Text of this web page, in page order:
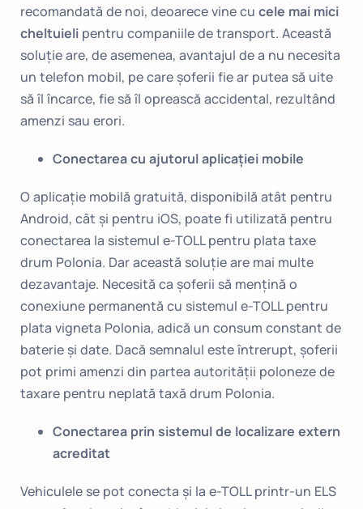
recomandată de noi, deoarece vine cu cele mai mici
cheltuieli pentru companiile de transport. Această
soluție are, de asemenea, avantajul de a nu necesita
un telefon mobil, pe care șoferii fie ar putea să uite
să îl încarce, fie să îl oprească accidental, rezultând
amenzi sau erori.
Conectarea cu ajutorul aplicației mobile
O aplicație mobilă gratuită, disponibilă atât pentru
Android, cât și pentru iOS, poate fi utilizată pentru
conectarea la sistemul e-TOLL pentru plata taxe
drum Polonia. Dar această soluție are mai multe
dezavantaje. Necesită ca șoferii să mențină o
conexiune permanentă cu sistemul e-TOLL pentru
plata vigneta Polonia, adică un consum constant de
baterie și date. Dacă semnalul este întrerupt, șoferii
pot primi amenzi din partea autorității poloneze de
taxare pentru neplată taxă drum Polonia.
Conectarea prin sistemul de localizare extern
acreditat
Vehiculele se pot conecta și la e-TOLL printr-un ELS